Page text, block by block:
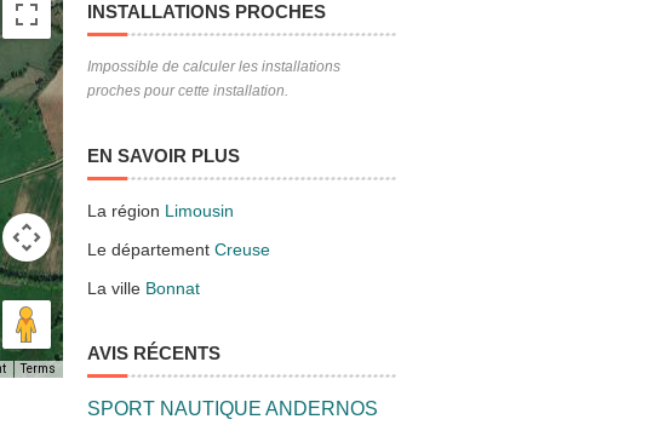
Terms
INSTALLATIONS PROCHES
Impossible de calculer les installations
proches pour cette installation.
EN SAVOIR PLUS
La région Limousin
Le département Creuse
La ville Bonnat
AVIS RÉCENTS
SPORT NAUTIQUE ANDERNOS